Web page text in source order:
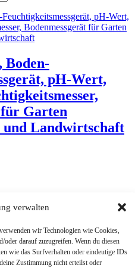
verwalten
wir Technologien wie Cookies,
oder darauf zuzugreifen. Wenn du diesen
wie das Surfverhalten oder eindeutige IDs
Zustimmung nicht erteilst oder
Boden-
pH-Wert,
für Garten
Landwirtschaft
der Kolonnade 11 | 10117